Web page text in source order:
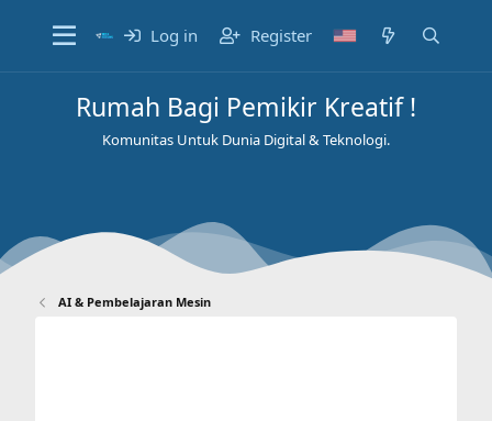
Log in Register
Rumah Bagi Pemikir Kreatif !
Komunitas Untuk Dunia Digital & Teknologi.
AI & Pembelajaran Mesin